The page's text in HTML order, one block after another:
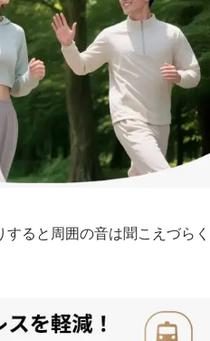
ると周囲の音は聞こえづらく